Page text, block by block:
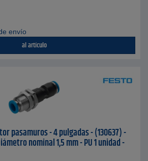
envío
al artículo
pasamuros - 4 pulgadas - (130637) -
nominal 1,5 mm - PU 1 unidad -